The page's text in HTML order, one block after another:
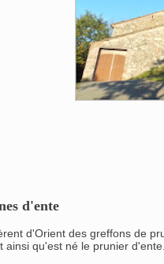
d'ente
d'Orient des greffons de
ainsi qu'est né le prunier